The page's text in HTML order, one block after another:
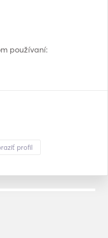
používaní:
profil